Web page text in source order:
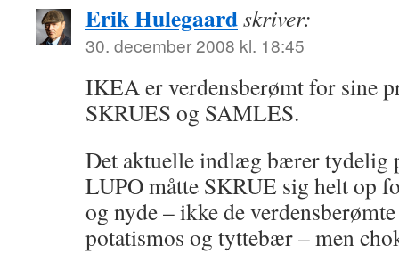
Erik Hulegaardskriver:
30. december 2008 kl. 18:45
IKEA er verdensberømt for sine
SKRUES og SAMLES.
Det aktuelle indlæg bærer tydelig
LUPO måtte SKRUE sig helt op
og nyde – ikke de
potatismos og tyttebær – men